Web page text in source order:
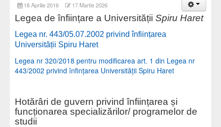
18 Aprilie 2016 17 Martie 2026
Legea de înființare a Universității Spiru Haret
Legea nr. 443/05.07.2002 privind înființarea
Universității Spiru Haret
Legea nr 320/2018 pentru modificarea art. 1 din Legea nr
443/2002 privind înfințarea Universității Spiru Haret
Hotărâri de guvern privind înființarea și
funcționarea specializărilor/ programelor de
studii